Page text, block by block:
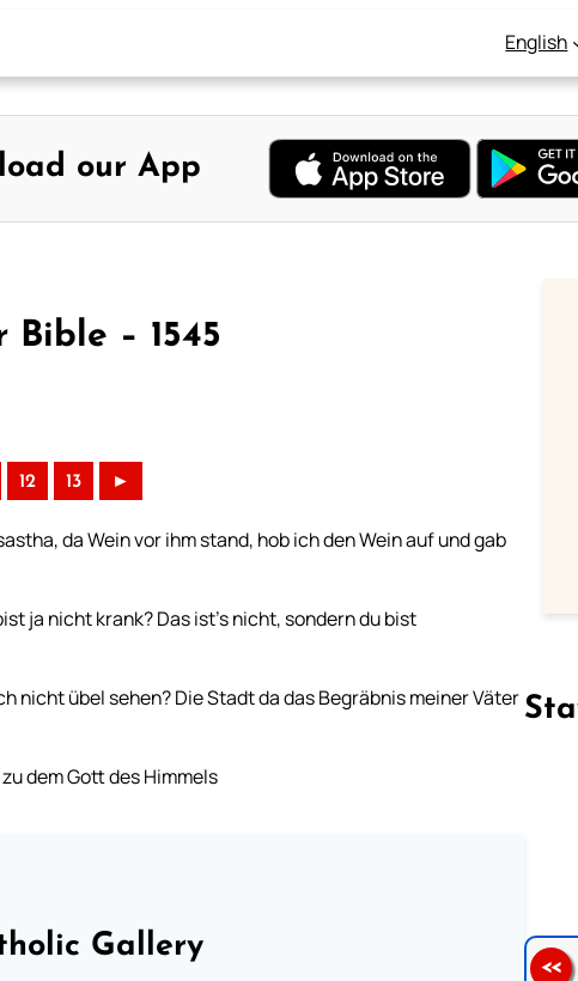
English
our App
– 1545
12 13 ►
da Wein vor ihm stand, hob ich den Wein auf und gab
ja nicht krank? Das ist’s nicht, sondern du bist
nicht übel sehen? Die Stadt da das Begräbnis meiner Väter
dem Gott des Himmels
Gallery
<<